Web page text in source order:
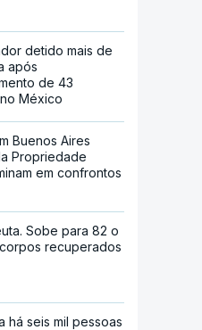
detido mais de
após
de 43
México
Buenos Aires
Propriedade
em confrontos
Sobe para 82 o
recuperados
há seis mil pessoas